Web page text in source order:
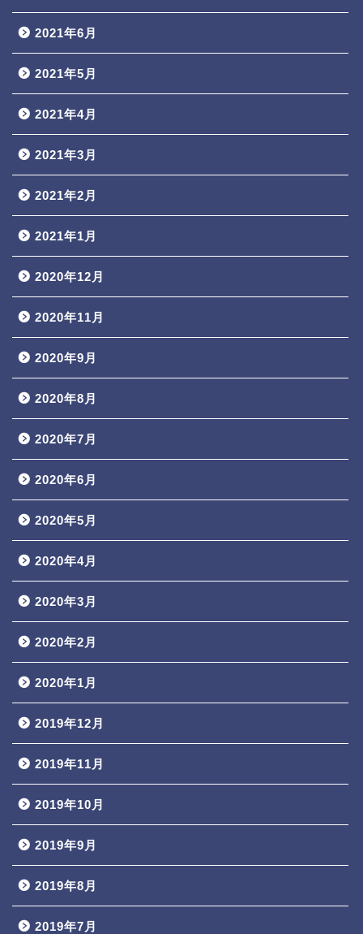
2021年6月
2021年5月
2021年4月
2021年3月
2021年2月
2021年1月
2020年12月
2020年11月
2020年9月
2020年8月
2020年7月
2020年6月
2020年5月
2020年4月
2020年3月
2020年2月
2020年1月
2019年12月
2019年11月
2019年10月
2019年9月
2019年8月
2019年7月